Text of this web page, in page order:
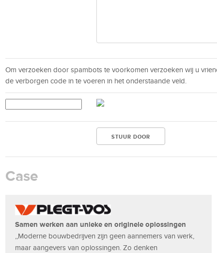
Om verzoeken door spambots te voorkomen verzoeken wij u
de verborgen code in te voeren in het onderstaande veld.
Case
Samen werken aan unieke en originele oplossingen
,,Moderne bouwbedrijven zijn geen aannemers van werk,
maar aangevers van oplossingen. Zo denken